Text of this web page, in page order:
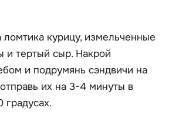
курицу, измельченные
и тертый сыр. Накрой
и подрумянь сэндвичи на
их на 3-4 минуты в
градусах.